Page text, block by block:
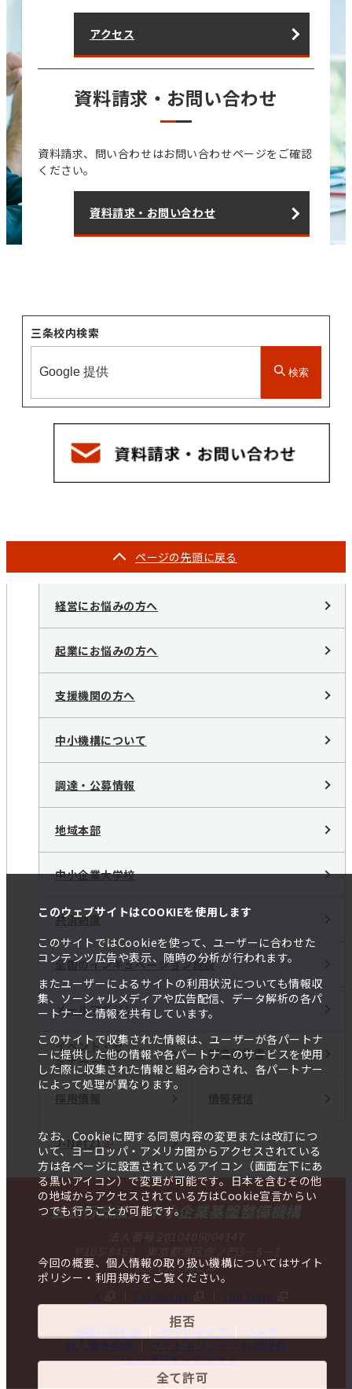
このウェブサイトはCOOKIEを使用します
このサイトではCookieを使って、ユーザーに合わせた
コンテンツ広告や表示、随時の分析が行われます。
またユーザーによるサイトの利用状況についても情報収
集、ソーシャルメディアや広告配信、データ解析の各パ
ートナーと情報を共有しています。
このサイトで収集された情報は、ユーザーが各パートナ
ーに提供した他の情報や各パートナーのサービスを使用
した際に収集された情報と組み合わされ、各パートナー
によって処理が異なります。
なお、Cookieに関する同意内容の変更または改訂につ
いて、ヨーロッパ・アメリカ圏からアクセスされている
方は各ページに設置されているアイコン（画面左下にあ
る黒いアイコン）で変更が可能です。日本を含むその他
の地域からアクセスされている方はCookie宣言からい
つでも行うことが可能です。
今回の概要、個人情報の取り扱い機構についてはサイト
ポリシー・利用規約をご覧ください。
拒否
全て許可
三条校内検索
検索
アクセス
資料請求・お問い合わせ
資料請求、問い合わせはお問い合わせページをご確認
ください。
資料請求・お問い合わせ
ページの先頭に戻る
経営にお悩みの方へ
起業にお悩みの方へ
支援機関の方へ
中小機構について
調達・公募情報
地域本部
中小企業大学校
共済制度
全国のインキュベーション施設
メールマガジン
イベント・セ
ミナー一覧
調査報告書
J-Net21
独立行政法人 中小企業基盤整備機構
法人番号 2010405004147
〒105-8453 東京都港区虎ノ門3－5－1
虎ノ門37森ビル
X
Facebook YouTube
お問い合わせ サイトマップ
リンク
個人情報保護
サイトポリシー・利用規約
ウェブアクセシビリティ